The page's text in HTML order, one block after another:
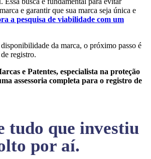
e garantir que sua marca seja única e
a pesquisa de viabilidade com um
da marca, o próximo passo é
registro.
e Patentes, especialista na proteção
assessoria completa para o registro de
tudo que investiu
por aí.